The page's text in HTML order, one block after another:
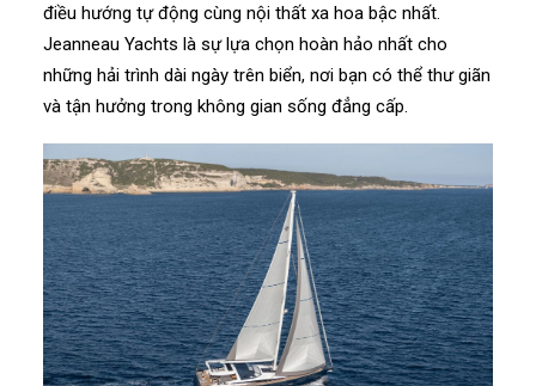
điều hướng tự động cùng nội thất xa hoa bậc nhất.
Jeanneau Yachts là sự lựa chọn hoàn hảo nhất cho
những hải trình dài ngày trên biển, nơi bạn có thể thư giãn
và tận hưởng trong không gian sống đẳng cấp.